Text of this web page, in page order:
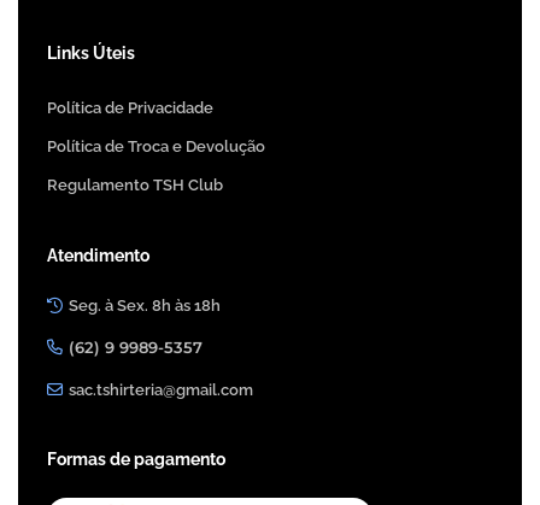
Links Úteis
Política de Privacidade
Política de Troca e Devolução
Regulamento TSH Club
Atendimento
Seg. à Sex. 8h às 18h
(62) 9 9989-5357
sac.tshirteria@gmail.com
Formas de pagamento